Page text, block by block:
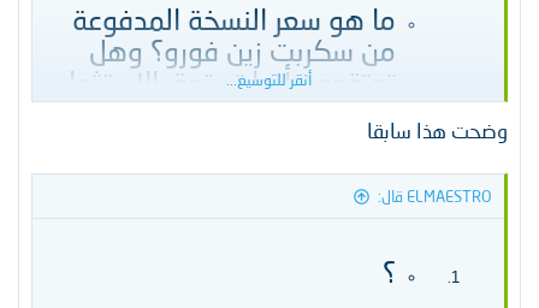
ما هو سعر النسخة المدفوعة
من سكربت زين فورو؟ وهل
تعتقدون أنها تستحق الاستثمار
بها لإنشاء منتدى بشكل
احترافي؟​
استخدام النسخ المجانية
هل هناك أي ضرر في استخدام
أنقر للتوسيع...
وضحت هذا سابقا
ELMAESTRO قال:
؟​